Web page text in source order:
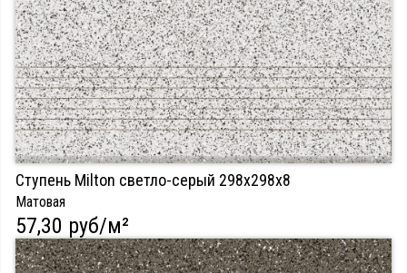
Ступень Milton светло-серый 298х298х8
Матовая
57,30 руб/м²